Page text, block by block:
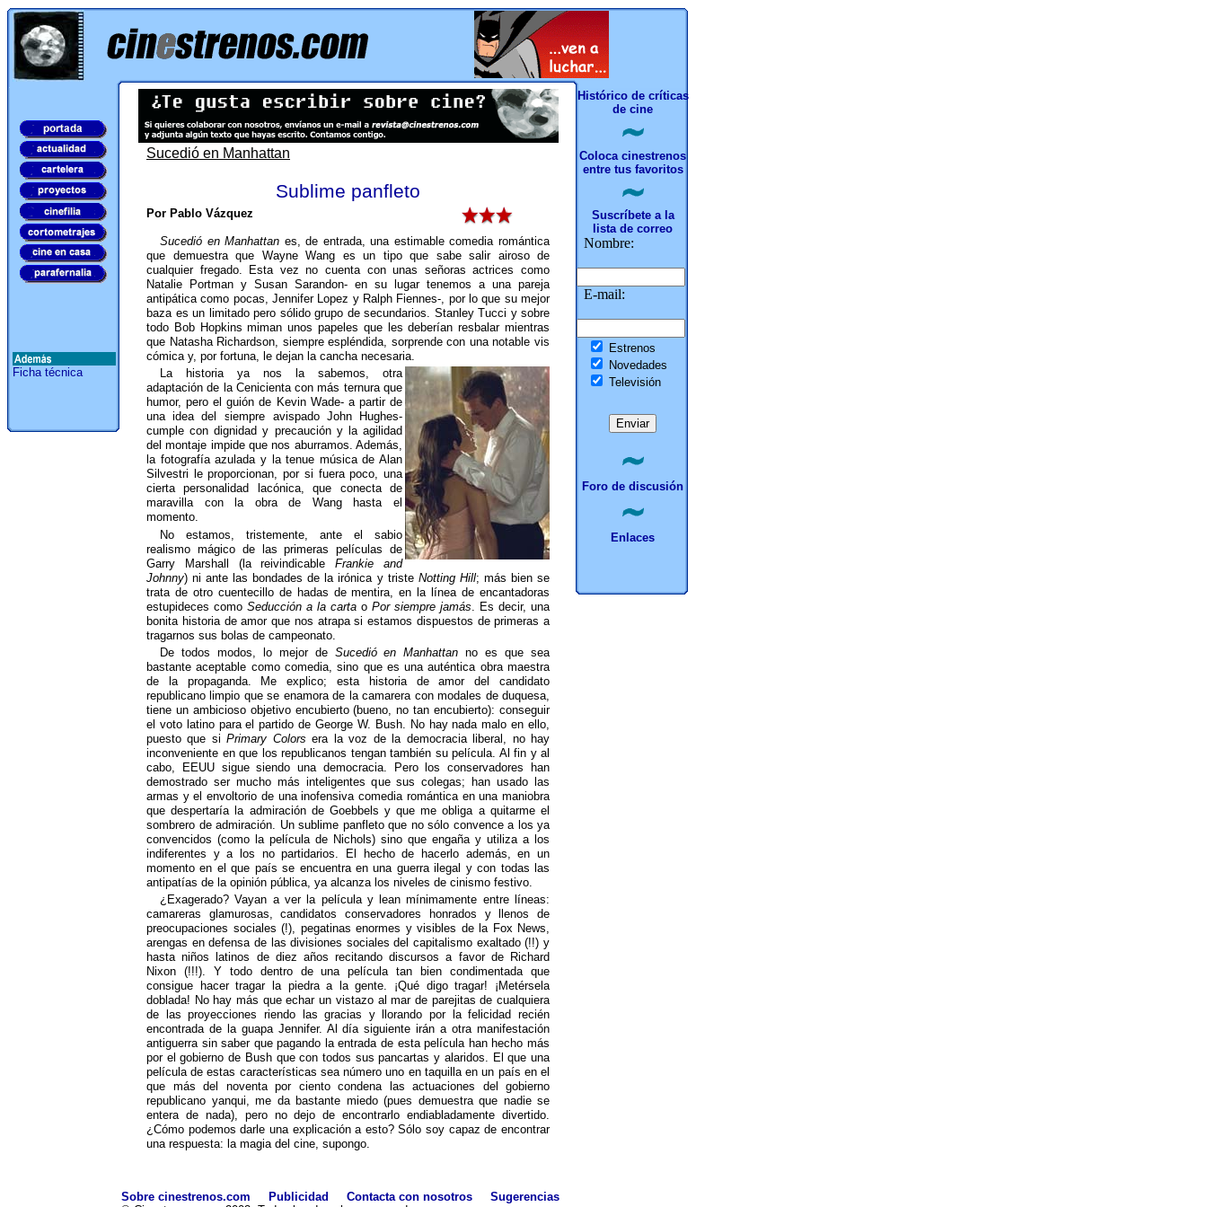
Ficha técnica
Sucedió en Manhattan
Sublime panfleto
Por Pablo Vázquez
Sucedió en Manhattan es, de entrada, una estimable comedia romántica
que demuestra que Wayne Wang es un tipo que sabe salir airoso de
cualquier fregado. Esta vez no cuenta con unas señoras actrices como
Natalie Portman y Susan Sarandon- en su lugar tenemos a una pareja
antipática como pocas, Jennifer Lopez y Ralph Fiennes-, por lo que su mejor
baza es un limitado pero sólido grupo de secundarios. Stanley Tucci y sobre
todo Bob Hopkins miman unos papeles que les deberían resbalar mientras
que Natasha Richardson, siempre espléndida, sorprende con una notable vis
cómica y, por fortuna, le dejan la cancha necesaria.
La historia ya nos la sabemos, otra
adaptación de la Cenicienta con más ternura que
humor, pero el guión de Kevin Wade- a partir de
una idea del siempre avispado John Hughes-
cumple con dignidad y precaución y la agilidad
del montaje impide que nos aburramos. Además,
la fotografía azulada y la tenue música de Alan
Silvestri le proporcionan, por si fuera poco, una
cierta personalidad lacónica, que conecta de
maravilla con la obra de Wang hasta el
momento.
No estamos, tristemente, ante el sabio
realismo mágico de las primeras películas de
Garry Marshall (la reivindicableFrankie and
Johnny) ni ante las bondades de la irónica y triste Notting Hill; más bien se
trata de otro cuentecillo de hadas de mentira, en la línea de encantadoras
estupideces como Seducción a la carta o Por siempre jamás . Es decir, una
bonita historia de amor que nos atrapa si estamos dispuestos de primeras a
tragarnos sus bolas de campeonato.
De todos modos, lo mejor de Sucedió en Manhattanno es que sea
bastante aceptable como comedia, sino que es una auténtica obra maestra
de la propaganda. Me explico; esta historia de amor del candidato
republicano limpio que se enamora de la camarera con modales de duquesa,
tiene un ambicioso objetivo encubierto (bueno, no tan encubierto): conseguir
el voto latino para el partido de George W. Bush. No hay nada malo en ello,
puesto que siPrimary Colorsera la voz de la democracia liberal, no hay
inconveniente en que los republicanos tengan también su película. Al fin y al
cabo, EEUU sigue siendo una democracia. Pero los conservadores han
demostrado ser mucho más inteligentes que sus colegas; han usado las
armas y el envoltorio de una inofensiva comedia romántica en una maniobra
que despertaría la admiración de Goebbels y que me obliga a quitarme el
sombrero de admiración. Un sublime panfleto que no sólo convence a los ya
convencidos (como la película de Nichols) sino que engaña y utiliza a los
indiferentes y a los no partidarios. El hecho de hacerlo además, en un
momento en el que país se encuentra en una guerra ilegal y con todas las
antipatías de la opinión pública, ya alcanza los niveles de cinismo festivo.
¿Exagerado? Vayan a ver la película y lean mínimamente entre líneas:
camareras glamurosas, candidatos conservadores honrados y llenos de
preocupaciones sociales (!), pegatinas enormes y visibles de la Fox News,
arengas en defensa de las divisiones sociales del capitalismo exaltado (!!) y
hasta niños latinos de diez años recitando discursos a favor de Richard
Nixon (!!!). Y todo dentro de una película tan bien condimentada que
consigue hacer tragar la piedra a la gente. ¡Qué digo tragar! ¡Metérsela
doblada! No hay más que echar un vistazo al mar de parejitas de cualquiera
de las proyecciones riendo las gracias y llorando por la felicidad recién
encontrada de la guapa Jennifer. Al día siguiente irán a otra manifestación
antiguerra sin saber que pagando la entrada de esta película han hecho más
por el gobierno de Bush que con todos sus pancartas y alaridos. El que una
película de estas características sea número uno en taquilla en un país en el
que más del noventa por ciento condena las actuaciones del gobierno
republicano yanqui, me da bastante miedo (pues demuestra que nadie se
entera de nada), pero no dejo de encontrarlo endiabladamente divertido.
¿Cómo podemos darle una explicación a esto? Sólo soy capaz de encontrar
una respuesta: la magia del cine, supongo.
Histórico de críticas
de cine
Coloca cinestrenos
entre tus favoritos
Suscríbete a la
lista de correo
Nombre:
E-mail:
Estrenos
Novedades
Televisión
Foro de discusión
Enlaces
Sobre cinestrenos.com Publicidad Contacta con nosotros
Sugerencias